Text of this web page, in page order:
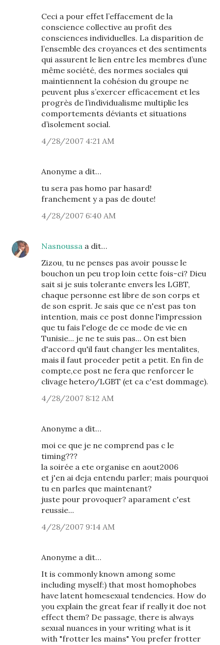
Ceci a pour effet l’effacement de la
conscience collective au profit des
consciences individuelles. La disparition de
l’ensemble des croyances et des sentiments
qui assurent le lien entre les membres d’une
même société, des normes sociales qui
maintiennent la cohésion du groupe ne
peuvent plus s’exercer efficacement et les
progrès de l’individualisme multiplie les
comportements déviants et situations
d’isolement social.
4/28/2007 4:21 AM
Anonyme a dit…
tu sera pas homo par hasard!
franchement y a pas de doute!
4/28/2007 6:40 AM
Nasnoussa a dit…
Zizou, tu ne penses pas avoir pousse le
bouchon un peu trop loin cette fois-ci? Dieu
sait si je suis tolerante envers les LGBT,
chaque personne est libre de son corps et
de son esprit. Je sais que ce n'est pas ton
intention, mais ce post donne l'impression
que tu fais l'eloge de ce mode de vie en
Tunisie... je ne te suis pas... On est bien
d'accord qu'il faut changer les mentalites,
mais il faut proceder petit a petit. En fin de
compte,ce post ne fera que renforcer le
clivage hetero/LGBT (et ca c'est dommage).
4/28/2007 8:12 AM
Anonyme a dit…
moi ce que je ne comprend pas c le
timing???
la soirée a ete organise en aout2006
et j'en ai deja entendu parler; mais pourquoi
tu en parles que maintenant?
juste pour provoquer? aparament c'est
reussie...
4/28/2007 9:14 AM
Anonyme a dit…
It is commonly known among some
including myself:) that most homophobes
have latent homesexual tendencies. How do
you explain the great fear if really it doe not
effect them? De passage, there is always
sexual nuances in your writing what is it
with "frotter les mains" You prefer frotter